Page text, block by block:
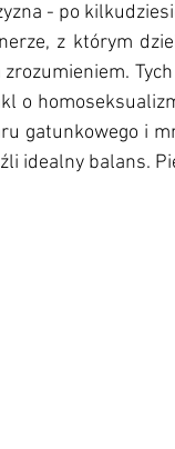
- po
z którym
o
gatunkowego i
idealny balans.